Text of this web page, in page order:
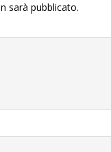
sarà pubblicato.